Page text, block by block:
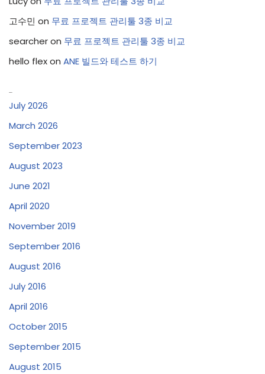
고수민 on 무료 프로젝트 관리툴 3종 비교
searcheron 무료 프로젝트 관리툴 3종 비교
hello flexon ANE 빌드와 테스트 하기
July 2026
March 2026
September 2023
August 2023
June 2021
April 2020
November 2019
September 2016
August 2016
July 2016
April 2016
October 2015
September 2015
August 2015